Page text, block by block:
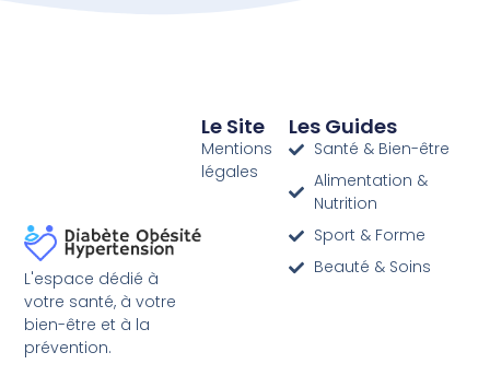
L'espace dédié à
votre santé, à votre
bien-être et à la
prévention.
Le Site
Mentions
légales
Les Guides
Santé & Bien-être
Alimentation &
Nutrition
Sport & Forme
Beauté & Soins